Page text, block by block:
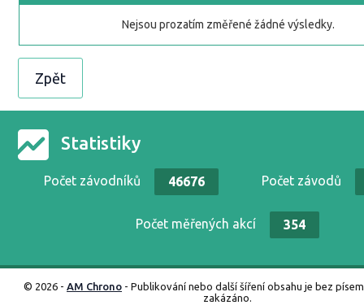
Nejsou prozatím změřené žádné výsledky.
Zpět
Statistiky
Počet závodníků 46676 Počet závodů
Počet měřených akcí 354
© 2026 - AM Chrono - Publikování nebo další šíření obsahu je bez
zakázáno.